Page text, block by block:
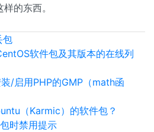
的东西。
包
软件包及其版本的在线列
/启用PHP的GMP（math函
（Karmic）的软件包？
时禁用提示